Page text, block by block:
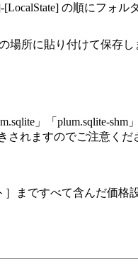
の順にフォル
場所に貼り付けて保存
」「plum.sqlite-shm
れますのでご注意くだ
まですべて含んだ価格